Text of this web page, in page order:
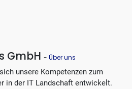
GmbH - Über uns
unsere Kompetenzen zum
in der IT Landschaft entwickelt.